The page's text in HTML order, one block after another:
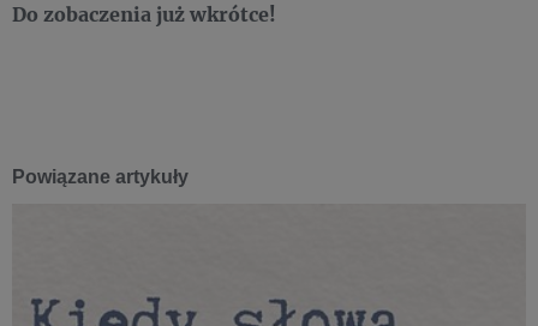
Do zobaczenia już wkrótce!
Powiązane artykuły